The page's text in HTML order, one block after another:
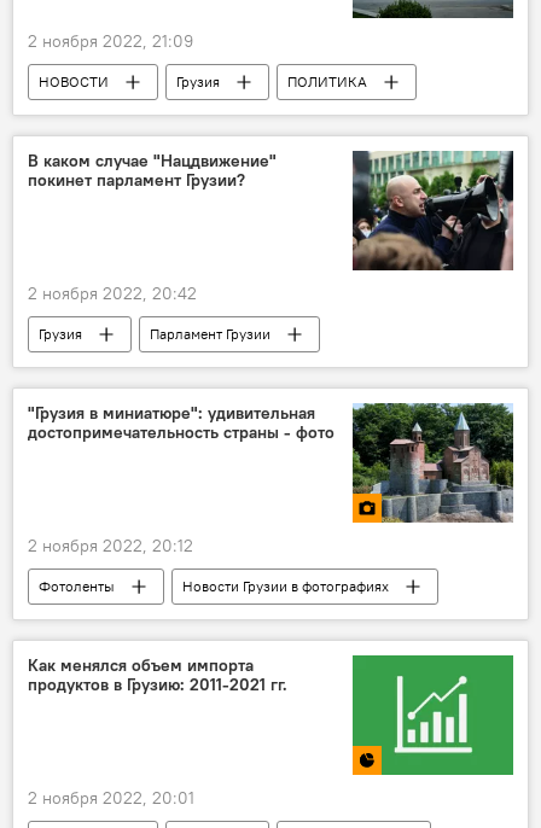
2 ноября 2022, 21:09
НОВОСТИ Грузия
ПОЛИТИКА
Тбилиси
Евросоюз
В каком случае "Нацдвижение"
покинет парламент Грузии?
2 ноября 2022, 20:42
Грузия
Парламент Грузии
Единое национальное движение
"Грузия в миниатюре": удивительная
достопримечательность страны - фото
2 ноября 2022, 20:12
Фотоленты
Новости Грузии в фотографиях
Мультимедиа
фотография
Туризм в Грузии
Как менялся объем импорта
продуктов в Грузию: 2011-2021 гг.
2 ноября 2022, 20:01